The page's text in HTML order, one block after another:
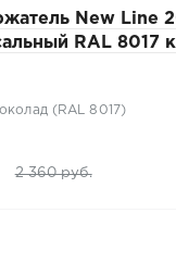
New Line
RAL 8017
(RAL 8017)
2 360 руб.